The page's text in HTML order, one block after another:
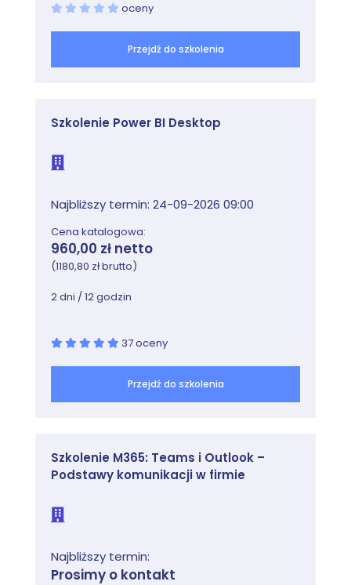
oceny
Przejdź do szkolenia
Szkolenie Power BI Desktop
Najbliższy termin: 24-09-2026 09:00
Cena katalogowa:
960,00 zł netto
(1180,80 zł brutto)
2 dni / 12 godzin
37 oceny
Przejdź do szkolenia
Szkolenie M365: Teams i Outlook –
Podstawy komunikacji w firmie
Najbliższy termin:
Prosimy o kontakt